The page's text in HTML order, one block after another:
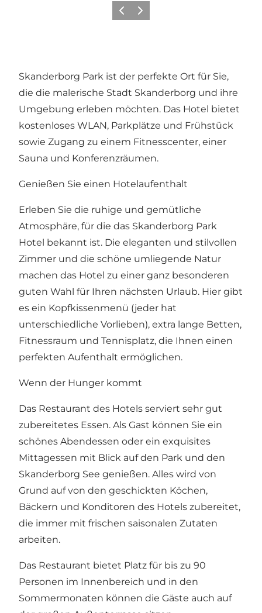
ZurückWeiter
Skanderborg Park ist der perfekte Ort für Sie,
die die malerische Stadt Skanderborg und ihre
Umgebung erleben möchten. Das Hotel bietet
kostenloses WLAN, Parkplätze und Frühstück
sowie Zugang zu einem Fitnesscenter, einer
Sauna und Konferenzräumen.
Genießen Sie einen Hotelaufenthalt
Erleben Sie die ruhige und gemütliche
Atmosphäre, für die das Skanderborg Park
Hotel bekannt ist. Die eleganten und stilvollen
Zimmer und die schöne umliegende Natur
machen das Hotel zu einer ganz besonderen
guten Wahl für Ihren nächsten Urlaub. Hier gibt
es ein Kopfkissenmenü (jeder hat
unterschiedliche Vorlieben), extra lange Betten,
Fitnessraum und Tennisplatz, die Ihnen einen
perfekten Aufenthalt ermöglichen.
Wenn der Hunger kommt
Das Restaurant des Hotels serviert sehr gut
zubereitetes Essen. Als Gast können Sie ein
schönes Abendessen oder ein exquisites
Mittagessen mit Blick auf den Park und den
Skanderborg See genießen. Alles wird von
Grund auf von den geschickten Köchen,
Bäckern und Konditoren des Hotels zubereitet,
die immer mit frischen saisonalen Zutaten
arbeiten.
Das Restaurant bietet Platz für bis zu 90
Personen im Innenbereich und in den
Sommermonaten können die Gäste auch auf